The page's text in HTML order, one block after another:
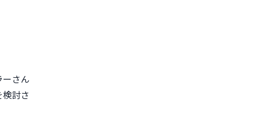
ーさん
討さ